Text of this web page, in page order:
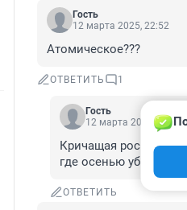
Гость
12 марта 2025, 22:52
Атомическое???
ОТВЕТИТЬ 1
Гость
12 марта 2025, 23:21
Кричащая роскошь.
где осенью убили
ОТВЕТИТЬ